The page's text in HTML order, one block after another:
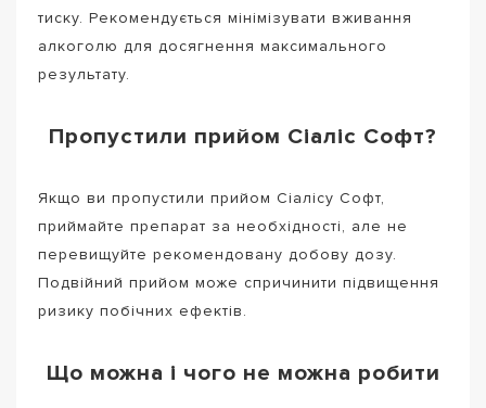
тиску. Рекомендується мінімізувати вживання
алкоголю для досягнення максимального
результату.
Пропустили прийом Сіаліс Софт?
Якщо ви пропустили прийом Сіалісу Софт,
приймайте препарат за необхідності, але не
перевищуйте рекомендовану добову дозу.
Подвійний прийом може спричинити підвищення
ризику побічних ефектів.
Що можна і чого не можна робити